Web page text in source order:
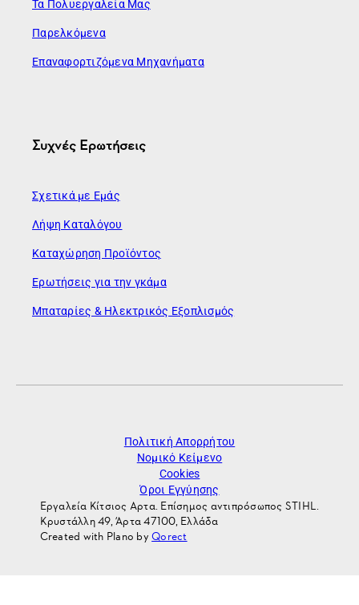
Τα Πολυεργαλεία Μας
Παρελκόμενα
Επαναφορτιζόμενα Μηχανήματα
Συχνές Ερωτήσεις
Σχετικά με Εμάς
Λήψη Καταλόγου
Καταχώρηση Προϊόντος
Ερωτήσεις για την γκάμα
Μπαταρίες & Ηλεκτρικός Εξοπλισμός
Πολιτική Απορρήτου
Νομικό Κείμενο
Cookies
Όροι Εγγύησης
Εργαλεία Κίτσιος Αρτα. Επίσημος αντιπρόσωπος STIHL.
Κρυστάλλη 49, Άρτα 47100, Ελλάδα
Created with Plano byQorect